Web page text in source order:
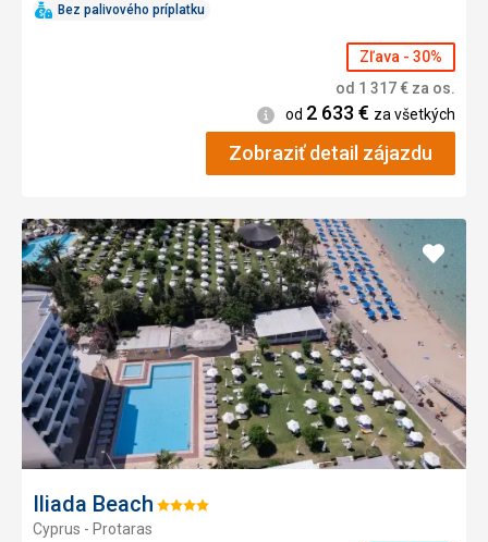
Bez palivového príplatku
Zľava - 30%
od 1 317€ za os.
Informácie
od 2 633 € za všetkých
Zobraziť detail zájazdu
Iliada Beach Hodnotenie:
Cyprus - Protaras
Pridať
do